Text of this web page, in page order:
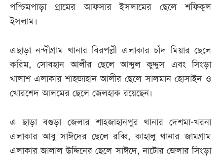
পশ্চিমপাড়া গ্রামের আফসার ইসলামের ছেলে শফিকুল
ইসলাম।
এছাড়া নন্দীগ্রাম থানার বিরপল্লী এলাকার চাঁদ মিয়ার ছেলে
করিম, সোবহান আলীর ছেলে আব্দুল কুদ্দুস এবং সিংড়া
খালাশ এলাকার শাহজাহান আলীর ছেলে সালমান হোসাইন ও
খোরশেদ আলমের ছেলে জেলহাক রয়েছেন।
এ ছাড়া বগুড়া জেলার শাহজাহানপুর থানার দেশমা-খরনা
এলাকার আবু সাঈদের ছেলে রব্বি, কাহালু থানার জামগ্রাম
এলাকার জালাল উদ্দিনের ছেলে সাঈদে, নাটোর জেলার সিংড়া